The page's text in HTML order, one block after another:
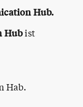
Hub.
Hubist
Hab.